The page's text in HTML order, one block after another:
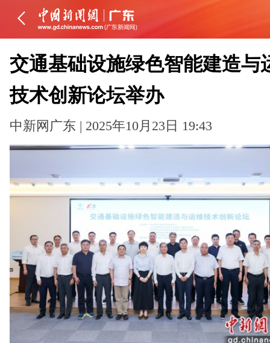
交通基础设施绿色智能建造与
技术创新论坛举办
中新网广东 | 2025年10月23日 19:43